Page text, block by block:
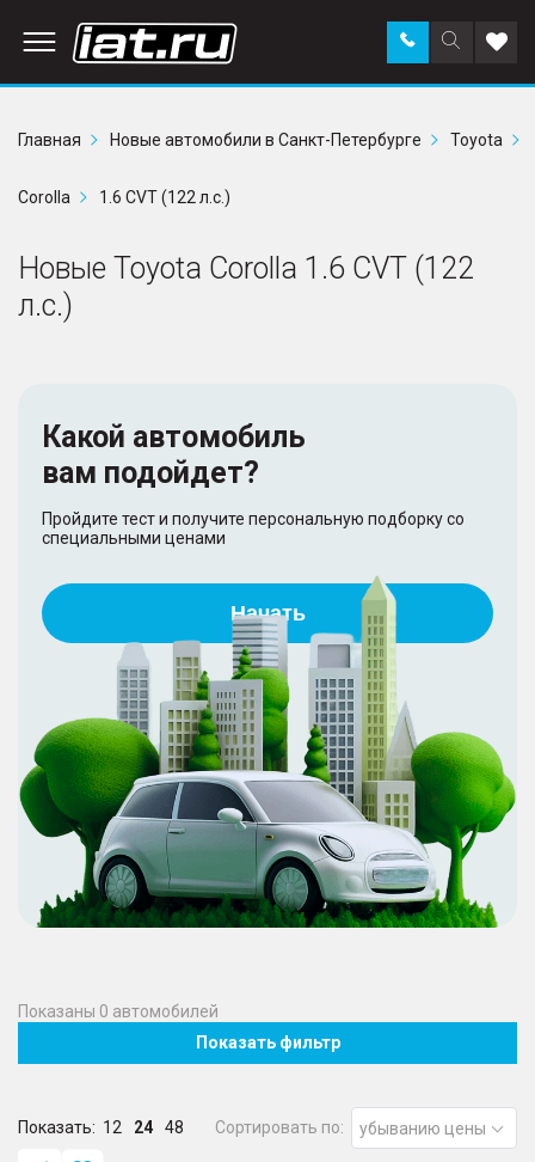
Поиск
по
Заказать
звонок в
Главная
Новые автомобили в Санкт-Петербурге Toyota
Corolla 1.6 CVT (122 л.с.)
Новые Toyota Corolla 1.6 CVT (122
л.с.)
Какой автомобиль
вам подойдет?
Пройдите тест и получите персональную подборку со
специальными ценами
Начать
Показаны 0 автомобилей
Показать фильтр
Показать: 12 24 48 Сортировать по: убыванию цены